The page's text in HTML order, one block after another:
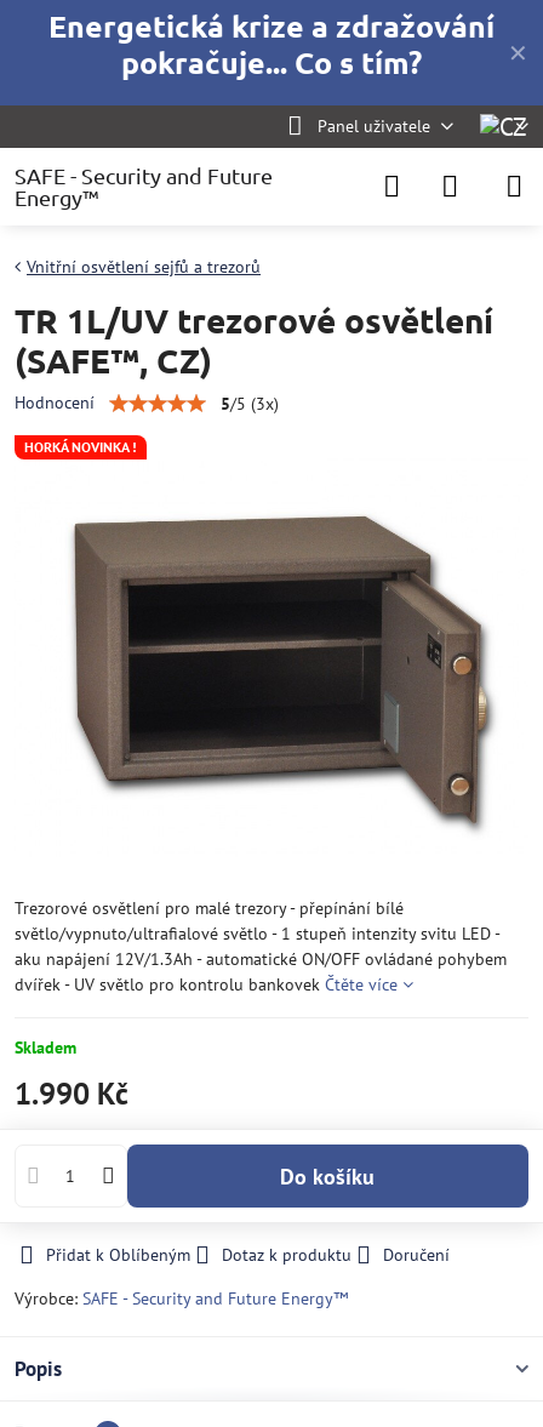
✕
Energetická krize a zdražování
pokračuje... Co s tím?
Panel uživatele
SAFE - Security and Future
Energy™
HORKÁ NOVINKA !
Vnitřní osvětlení sejfů a trezorů
TR 1L/UV trezorové osvětlení
(SAFE™, CZ)
Hodnocení 5/5 (3x)
Trezorové osvětlení pro malé trezory - přepínání bílé
světlo/vypnuto/ultrafialové světlo - 1 stupeň intenzity svitu LED -
aku napájení 12V/1.3Ah - automatické ON/OFF ovládané pohybem
dvířek - UV světlo pro kontrolu bankovek Čtěte více
Skladem
1.990 Kč
Do košíku
Přidat k Oblíbeným Dotaz k produktu
Doručení
Výrobce: SAFE - Security and Future Energy™
Popis